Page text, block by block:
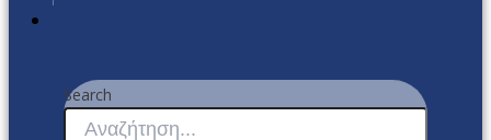
Search